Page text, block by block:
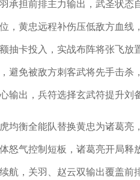
承担前排主力输出，武圣状态
，黄忠远程补伤压低敌方血线
抽卡投入，实战布阵将张飞
避免被敌方刺客武将先手击杀
输出，兵符选择玄武符提升刘
均衡全能队替换黄忠为诸葛亮
怒气控制短板，诸葛亮开局释
航，关羽、赵云双输出覆盖前